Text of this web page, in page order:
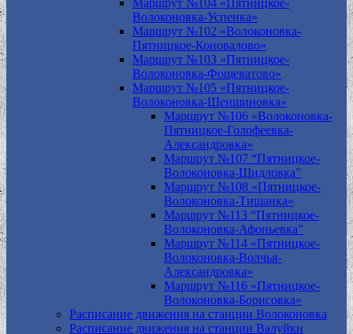
Маршрут №104 «Пятницкое-
Волоконовка-Успенка»
Маршрут №102 «Волоконовка-
Пятницкое-Коновалово»
Маршрут №103 «Пятницкое-
Волоконовка-Фощеватово»
Маршрут №105 «Пятницкое-
Волоконовка-Шеншиновка»
Маршрут №106 «Волоконовка-
Пятницкое-Голофеевка-
Александровка»
Маршрут №107 “Пятницкое-
Волоконовка-Шидловка”
Маршрут №108 «Пятницкое-
Волоконовка-Тишанка»
Маршрут №113 “Пятницкое-
Волоконовка-Афоньевка”
Маршрут №114 «Пятницкое-
Волоконовка-Волчья-
Александровка»
Маршрут №116 «Пятницкое-
Волоконовка-Борисовка»
Расписание движения на станции Волоконовка
Расписание движения на станции Валуйки